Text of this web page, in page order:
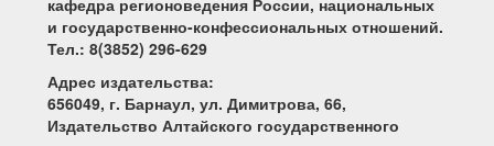
и государственно-конфессиональных отношений.
Тел.: 8(3852) 296-629
Адрес издательства:
656049, г. Барнаул, ул. Димитрова, 66,
Издательство Алтайского государственного